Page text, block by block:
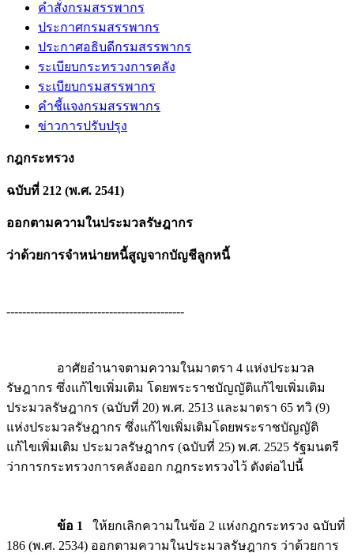
คำสั่งกรมสรรพากร
ประกาศกรมสรรพากร
ประกาศอธิบดีกรมสรรพากร
ระเบียบกระทรวงการคลัง
ระเบียบกรมสรรพากร
คำชี้แจงกรมสรรพากร
ข่าวการปรับปรุง
กฎกระทรวง
ฉบับที่ 212 (พ.ศ. 2541)
ออกตามความในประมวลรัษฎากร
ว่าด้วยการจำหน่ายหนี้สูญจากบัญชีลูกหนี้
---------------------------------------------
อาศัยอำนาจตามความในมาตรา 4 แห่งประมวล
รัษฎากร ซึ่งแก้ไขเพิ่มเติม โดยพระราชบัญญัติแก้ไขเพิ่มเติม
ประมวลรัษฎากร (ฉบับที่ 20) พ.ศ. 2513 และมาตรา 65 ทวิ (9)
แห่งประมวลรัษฎากร ซึ่งแก้ไขเพิ่มเติมโดยพระราชบัญญัติ
แก้ไขเพิ่มเติม ประมวลรัษฎากร (ฉบับที่ 25) พ.ศ. 2525 รัฐมนตรี
ว่าการกระทรวงการคลังออก กฎกระทรวงไว้ ดังต่อไปนี้
ข้อ 1
ให้ยกเลิกความในข้อ 2 แห่งกฎกระทรวง ฉบับที่
186 (พ.ศ. 2534) ออกตามความในประมวลรัษฎากร ว่าด้วยการ